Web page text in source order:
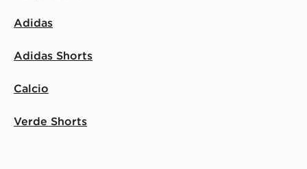
Adidas
Adidas Shorts
Calcio
Verde Shorts